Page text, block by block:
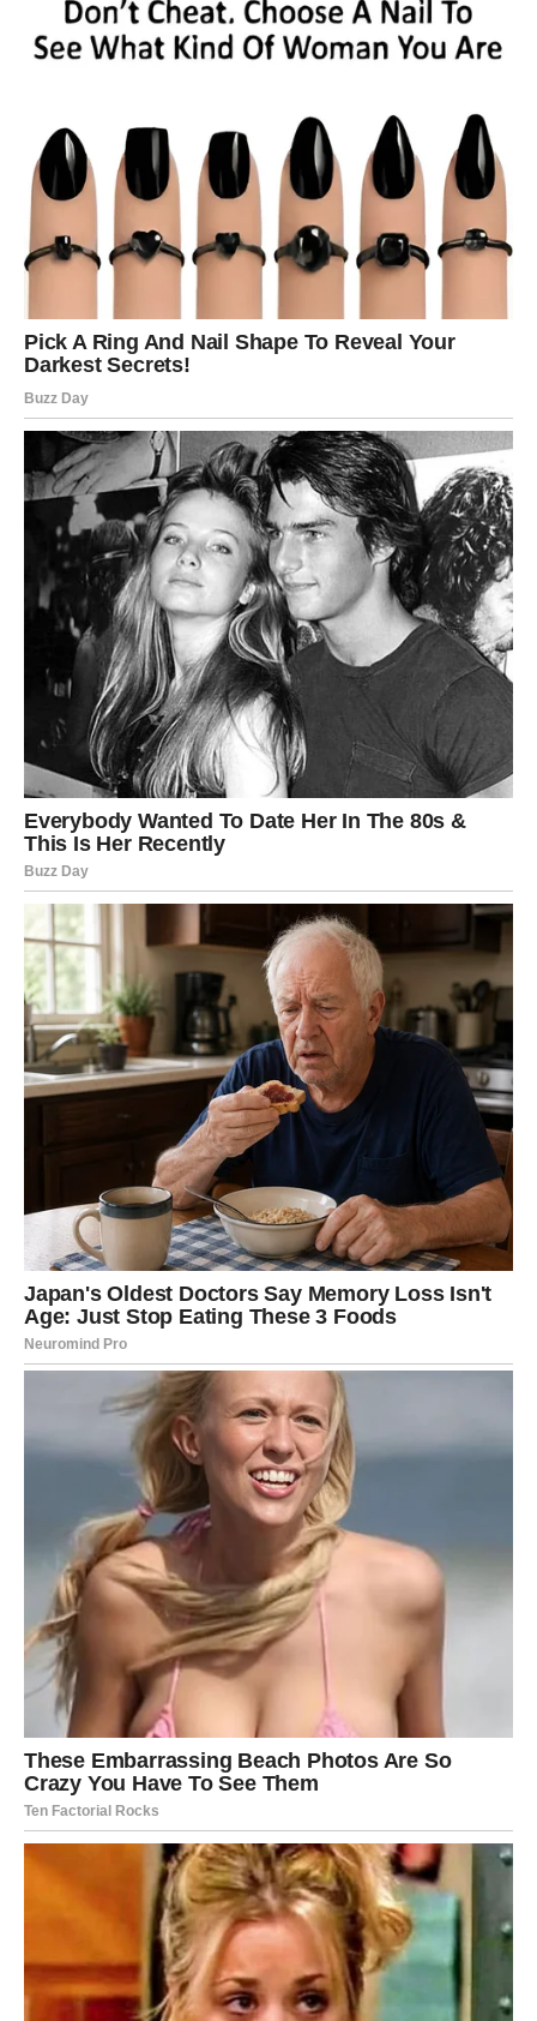
čak i potpunoj promeni radnog okruženja.
Ako toga nema – vi krećete dalje bez zadrške.
UNUTRAŠNJA
TRANSFORMACIJA
Najveća promena dešava se u vašem stavu.
Vi više nećete:
analizirati svaku sitnicu,
tražiti skriveno značenje u tuđim rečima,
pokušavati da “popravite” nečiju neodlučnost.
Shvatili ste da je vaša energija dragocena.
I kada odlučite da je ne trošite – tada počinje prava
promena.
Vaša tišina postaje snažnija od hiljadu poruka.
Vaše povlačenje postaje jasna poruka.
ŠTA SE DEŠAVA NAKON ŠTO
PRESEČETE?
U početku dolazi čudan osećaj – kao da je nastala
praznina. Navikli ste na dinamiku, čak i kada je bila teska.
Ali onda dolazi mir.
Pojavljuje se osoba koja komunicira bez igrica.
Dolazi prilika koja vam vraća entuzijazam.
Vraća se osećaj lakoće koji ste izgubili.
Jer kada Blizanci odluče da prekinu ciklus – univerzum im
vrlo brzo pokaže zašto je to bilo potrebno.